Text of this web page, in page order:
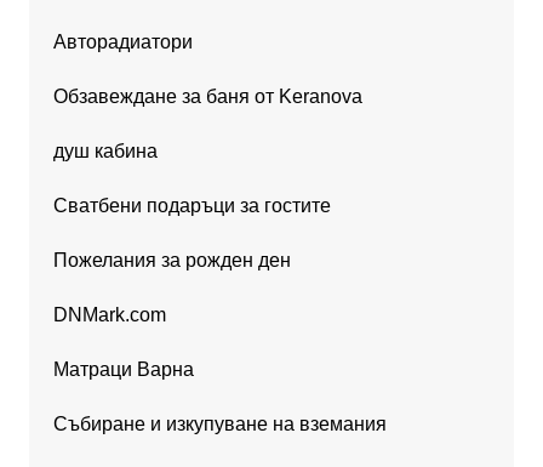
Авторадиатори
Обзавеждане за баня от Keranova
душ кабина
Сватбени подаръци за гостите
Пожелания за рожден ден
DNMark.com
Матраци Варна
Събиране и изкупуване на вземания